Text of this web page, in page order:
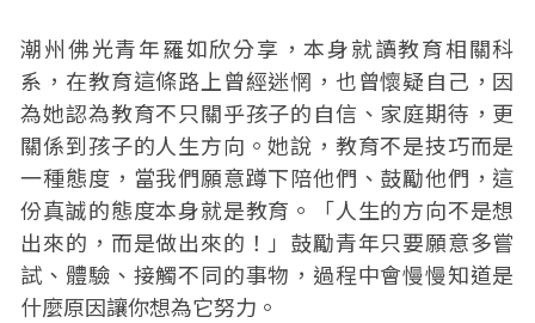
潮州佛光青年羅如欣分享，本身就讀教育相關科
系，在教育這條路上曾經迷惘，也曾懷疑自己，因
為她認為教育不只關乎孩子的自信、家庭期待，更
關係到孩子的人生方向。她說，教育不是技巧而是
一種態度，當我們願意蹲下陪他們、鼓勵他們，這
份真誠的態度本身就是教育。「人生的方向不是想
出來的，而是做出來的！」鼓勵青年只要願意多嘗
試、體驗、接觸不同的事物，過程中會慢慢知道是
什麼原因讓你想為它努力。